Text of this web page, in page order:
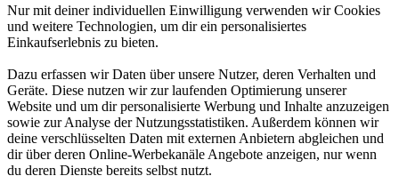
Nur mit deiner individuellen Einwilligung verwenden wir Cookies
und weitere Technologien, um dir ein personalisiertes
Einkaufserlebnis zu bieten.
Dazu erfassen wir Daten über unsere Nutzer, deren Verhalten und
Geräte. Diese nutzen wir zur laufenden Optimierung unserer
Website und um dir personalisierte Werbung und Inhalte anzuzeigen
sowie zur Analyse der Nutzungsstatistiken. Außerdem können wir
deine verschlüsselten Daten mit externen Anbietern abgleichen und
dir über deren Online-Werbekanäle Angebote anzeigen, nur wenn
du deren Dienste bereits selbst nutzt.